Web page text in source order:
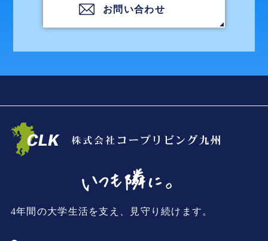
お問い合わせ
4年間の大学生活を支え、見守り続けます。